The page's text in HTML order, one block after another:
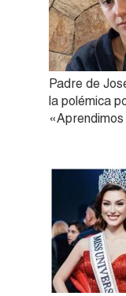
Padre de
la polémica